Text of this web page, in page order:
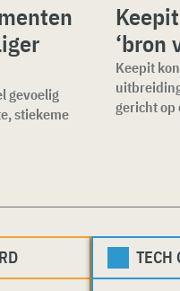
gevoelig
stiekeme
‘bron
Keepit
gericht op
TECH